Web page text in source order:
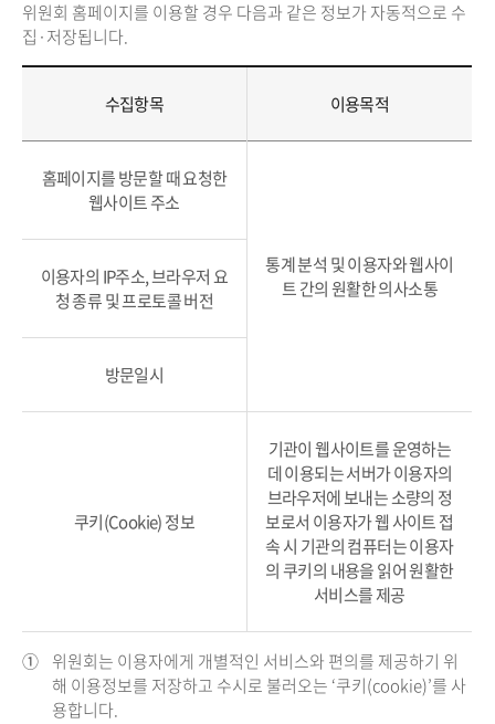
위원회 홈페이지를 이용할 경우 다음과 같은 정보가 자동적으로 수
집·저장됩니다.
수집항목 이용목적
홈페이지를 방문할 때 요청한
웹사이트 주소
통계 분석 및 이용자와 웹사이
트 간의 원활한 의사소통
이용자의 IP주소, 브라우저 요
청 종류 및 프로토콜 버전
방문일시
쿠키(Cookie) 정보
기관이 웹사이트를 운영하는
데 이용되는 서버가 이용자의
브라우저에 보내는 소량의 정
보로서 이용자가 웹 사이트 접
속 시 기관의 컴퓨터는 이용자
의 쿠키의 내용을 읽어 원활한
서비스를 제공
① 위원회는 이용자에게 개별적인 서비스와 편의를 제공하기 위
해 이용정보를 저장하고 수시로 불러오는 ‘쿠키(cookie)’를 사
용합니다.